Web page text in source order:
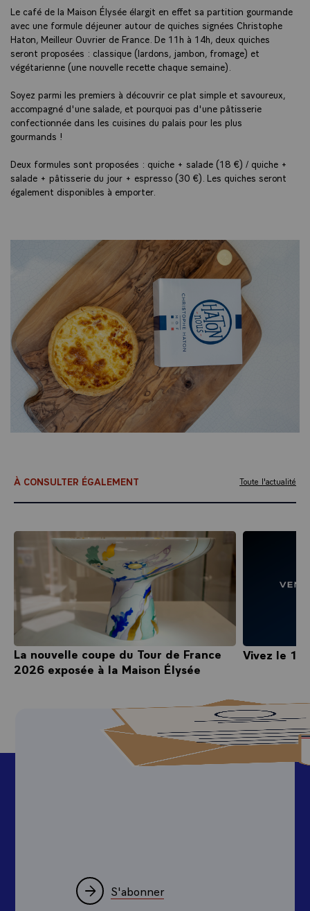
Le café de la Maison Élysée élargit en effet sa partition gourmande
avec une formule déjeuner autour de quiches signées Christophe
Haton, Meilleur Ouvrier de France. De 11h à 14h, deux quiches
seront proposées : classique (lardons, jambon, fromage) et
végétarienne (une nouvelle recette chaque semaine).
Soyez parmi les premiers à découvrir ce plat simple et savoureux,
accompagné d'une salade, et pourquoi pas d'une pâtisserie
confectionnée dans les cuisines du palais pour les plus
gourmands !
Deux formules sont proposées : quiche + salade (18 €) / quiche +
salade + pâtisserie du jour + espresso (30 €). Les quiches seront
également disponibles à emporter.
À CONSULTER ÉGALEMENT Toute l'actualité
La nouvelle coupe du Tour de France
2026 exposée à la Maison Élysée
Vivez le 14
S'abonner